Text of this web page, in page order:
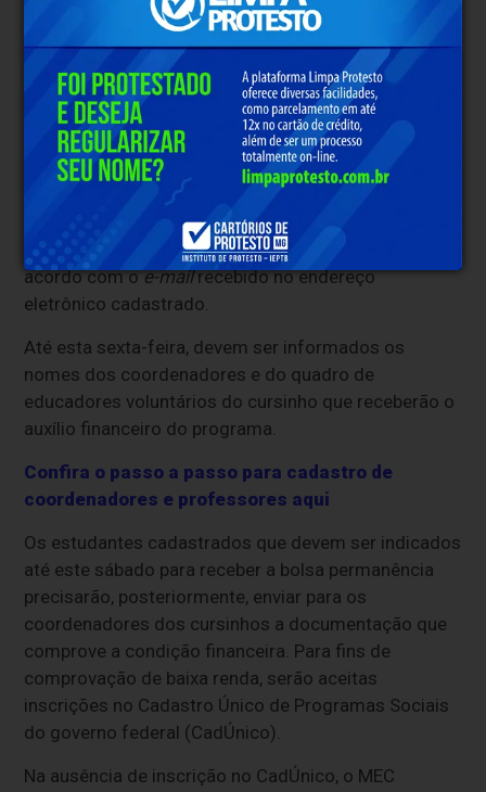
Confira aqui os cursinhos populares
selecionados em 2025 para integrar a rede
nacional
Cadastro dos bolsistas
Os cursinhos populares e comunitários selecionados
devem fazer o cadastro de informações pela
Plataforma da Fundação para o Desenvolvimento
Científico e Tecnológico em Saúde (Fiotec)
acordo com oe-mailrecebido no endereço
eletrônico cadastrado.
Até esta sexta-feira, devem ser informados os
nomes dos coordenadores e do quadro de
educadores voluntários do cursinho que receberão o
auxílio financeiro do programa.
Confira o passo a passo para cadastro de
coordenadores e professores aqui
Os estudantes cadastrados que devem ser indicados
até este sábado para receber a bolsa permanência
precisarão, posteriormente, enviar para os
coordenadores dos cursinhos a documentação que
comprove a condição financeira. Para fins de
comprovação de baixa renda, serão aceitas
inscrições no Cadastro Único de Programas Sociais
do governo federal (CadÚnico).
Na ausência de inscrição no CadÚnico, o MEC